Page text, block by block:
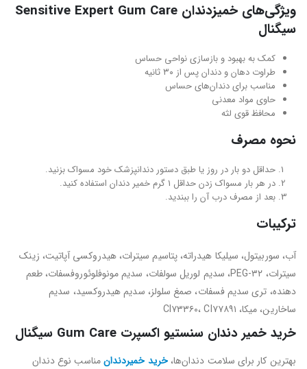
ویژگی‌های خمیزدندان Sensitive Expert Gum Care
سیگنال
کمک به بهبود و بازسازی نواحی حساس
طراوت دهان و دندان پس از ۳۰ ثانیه
مناسب برای دندان‌های حساس
حاوی مواد معدنی
محافظ قوی لثه
نحوه مصرف
حداقل دو بار در روز یا طبق دستور دندانپزشک خود مسواک بزنید.
در هر بار مسواک زدن حداقل 1 گرم خمیر دندان استفاده کنید.
بعد از مصرف درب آن را ببندید.
ترکیبات
آب، سوربیتول، سیلیکا هیدراته، پتاسیم سیترات، هیدروکسی آپاتیت، زینک
سیترات، PEG-۳۲، سدیم لوریل سولفات، سدیم مونوفلوئوروفسفات، طعم
دهنده، تری سدیم فسفات، صمغ سلولز، سدیم هیدروکسید، سدیم
ساخارین، میکا، CI۷۳۳۶۰، CI۷۷۸۹۱
خرید خمیر دندان سنستیو اکسپرت Gum Care سیگنال
بهترین کار برای سلامت دندان‌ها،خرید خمیردندانمناسب نوع دندان